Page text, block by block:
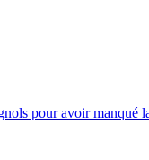
pour avoir manqué